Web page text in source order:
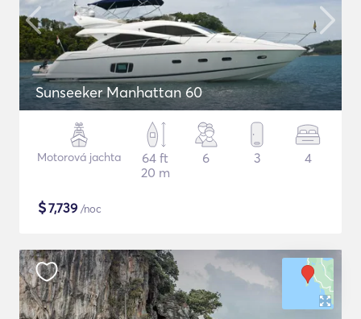
Sunseeker Manhattan 60
Motorová jachta
64 ft
20 m
6 3 4
$7,739 /noc